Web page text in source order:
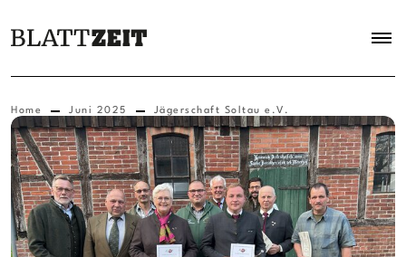
Home Juni 2025 Jägerschaft Soltau e.V.